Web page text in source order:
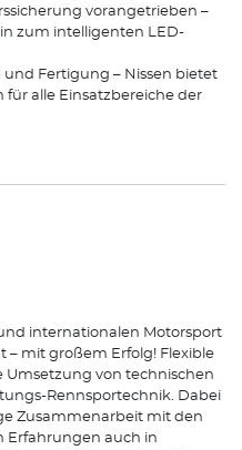
vorangetrieben –
zum intelligenten LED-
Fertigung – Nissen bietet
alle Einsatzbereiche der
internationalen Motorsport
– mit großem Erfolg! Flexible
Umsetzung von technischen
Rennsportechnik. Dabei
Zusammenarbeit mit den
Erfahrungen auch in